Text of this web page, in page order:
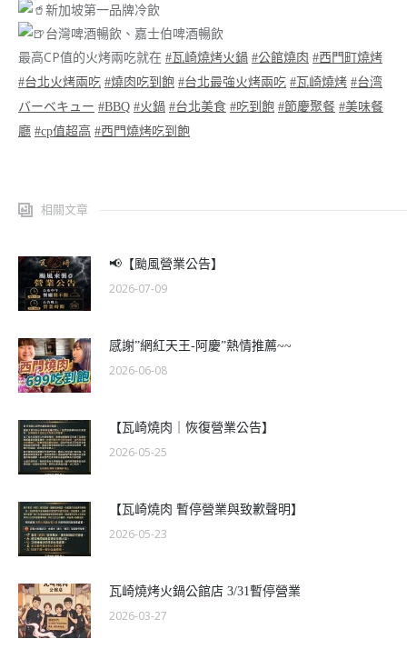
新加坡第一品牌冷飲
台灣啤酒暢飲、嘉士伯啤酒暢飲
最高CP值的火烤兩吃就在 #瓦崎燒烤火鍋 #公館燒肉 #西門町燒烤
#台北火烤兩吃 #燒肉吃到飽 #台北最強火烤兩吃 #瓦崎燒烤 #台湾
バーベキュー #BBQ #火鍋 #台北美食 #吃到飽 #節慶聚餐 #美味餐
廳 #cp值超高 #西門燒烤吃到飽
相關文章
📢【颱風營業公告】
2026-07-09
感謝”網紅天王-阿慶”熱情推薦~~
2026-06-08
【瓦崎燒肉｜恢復營業公告】
2026-05-25
【瓦崎燒肉 暫停營業與致歉聲明】
2026-05-23
瓦崎燒烤火鍋公館店 3/31暫停營業
2026-03-27